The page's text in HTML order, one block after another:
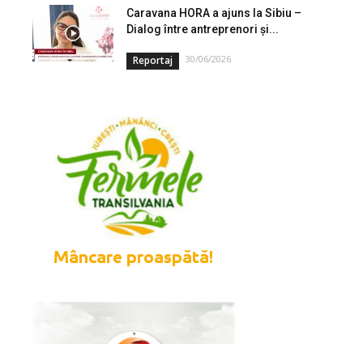
Caravana HORA a ajuns la Sibiu –
Dialog între antreprenori și...
Reportaj 30/06/2026